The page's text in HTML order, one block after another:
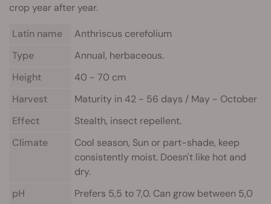
crop year after year.
Latin name
Anthriscus cerefolium
Type
Annual, herbaceous.
Height
40 - 70 cm
Harvest
Maturity in 42 - 56 days / May - October
Effect
Stealth, insect repellent.
Climate
Cool season, Sun or part-shade, keep
consistently moist. Doesn't like hot and
dry.
pH
Prefers 5,5 to 7,0. Can grow between 5,0